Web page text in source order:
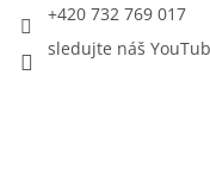
+420 732 769 017
sledujte náš